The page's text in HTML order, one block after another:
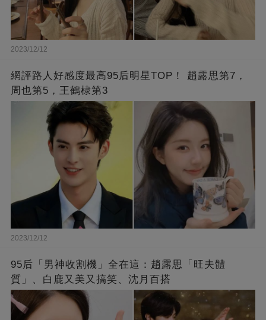
2023/12/12
網評路人好感度最高95后明星TOP！ 趙露思第7，
周也第5，王鶴棣第3
2023/12/12
95后「男神收割機」全在這：趙露思「旺夫體
質」、白鹿又美又搞笑、沈月百搭